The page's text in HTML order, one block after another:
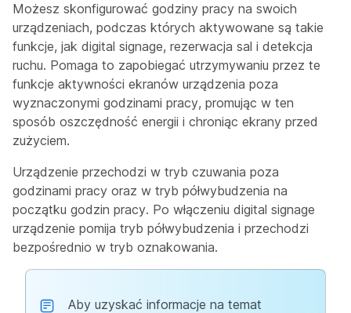
Możesz skonfigurować godziny pracy na swoich
urządzeniach, podczas których aktywowane są takie
funkcje, jak digital signage, rezerwacja sal i detekcja
ruchu. Pomaga to zapobiegać utrzymywaniu przez te
funkcje aktywności ekranów urządzenia poza
wyznaczonymi godzinami pracy, promując w ten
sposób oszczędność energii i chroniąc ekrany przed
zużyciem.
Urządzenie przechodzi w tryb czuwania poza
godzinami pracy oraz w tryb półwybudzenia na
początku godzin pracy. Po włączeniu digital signage
urządzenie pomija tryb półwybudzenia i przechodzi
bezpośrednio w tryb oznakowania.
Aby uzyskać informacje na temat